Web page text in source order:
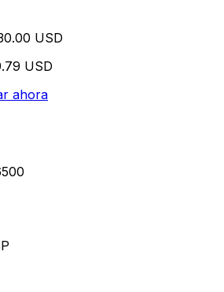
USD
USD
ahora